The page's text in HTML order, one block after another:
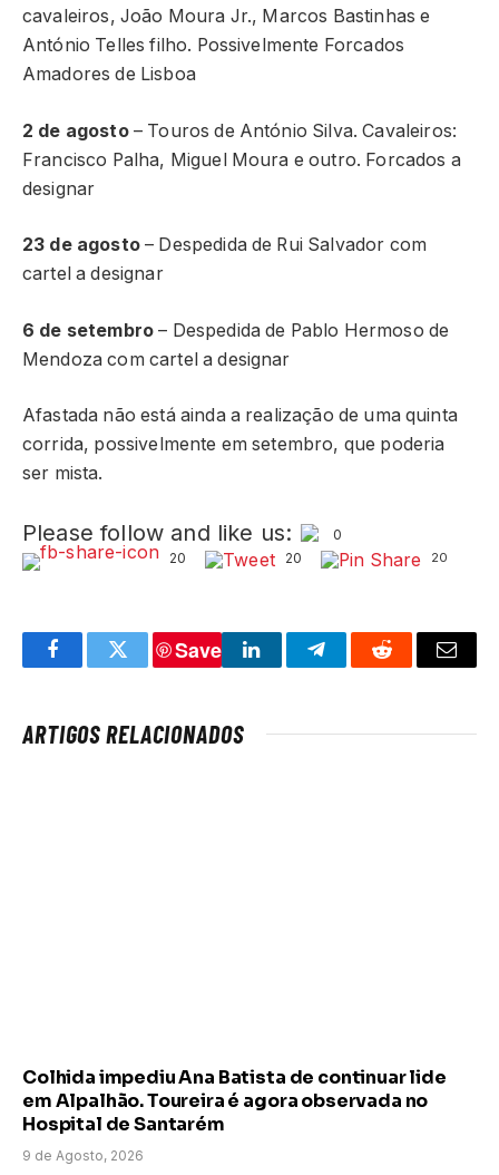
cavaleiros, João Moura Jr., Marcos Bastinhas e
António Telles filho. Possivelmente Forcados
Amadores de Lisboa
2 de agosto – Touros de António Silva. Cavaleiros:
Francisco Palha, Miguel Moura e outro. Forcados a
designar
23 de agosto– Despedida de Rui Salvador com
cartel a designar
6 de setembro – Despedida de Pablo Hermoso de
Mendoza com cartel a designar
Afastada não está ainda a realização de uma quinta
corrida, possivelmente em setembro, que poderia
ser mista.
Please follow and like us:
0
20
20 20
FacebookTwitter
Save
LinkedInTelegramReddit Email
ARTIGOS RELACIONADOS
Colhida impediu Ana Batista de continuar lide
em Alpalhão. Toureira é agora observada no
Hospital de Santarém
9 de Agosto, 2026